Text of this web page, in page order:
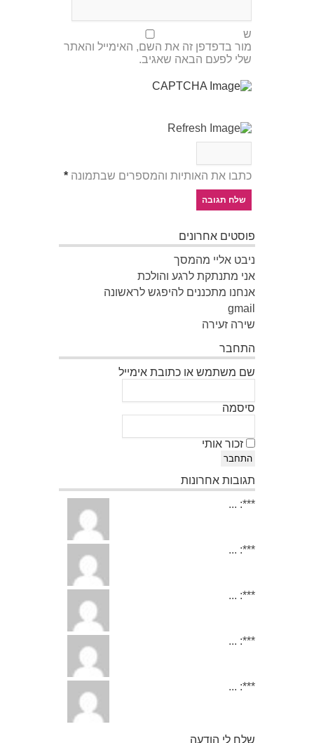
ש
מור בדפדפן זה את השם, האימייל והאתר
שלי לפעם הבאה שאגיב.
כתבו את האותיות והמספרים שבתמונה *
פוסטים אחרונים
ניבט אליי מהמסך
אני מתנתקת לרגע והולכת
אנחנו מתכננים להיפגש לראשונה
gmail
שירה זעירה
התחבר
שם משתמש או כתובת אימייל
סיסמה
זכור אותי
התחבר
תגובות אחרונות
***: ...
***: ...
***: ...
***: ...
***: ...
שלח לי הודעה